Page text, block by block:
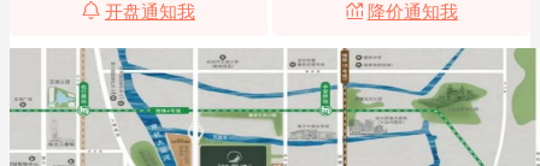
开盘通知我 降价通知我